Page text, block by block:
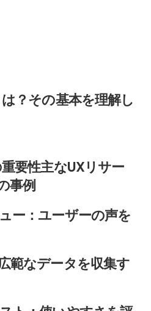
？その基本を理解し
要性主なUXリサー
事例
ー：ユーザーの声を
範なデータを収集す